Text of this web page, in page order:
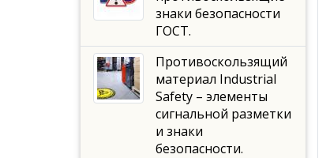
знаки безопасности
ГОСТ.
Противоскользящий
материал Industrial
Safety – элементы
сигнальной разметки
и знаки
безопасности.